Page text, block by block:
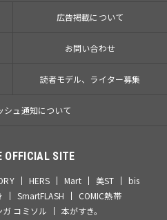
広告掲載について
お問い合わせ
読者モデル、ライター募集
シュ通知について
OFFICIAL SITE
HERS Mart 美ST
bis
SmartFLASH
COMIC熱帯
ガ コミソル 本がすき。